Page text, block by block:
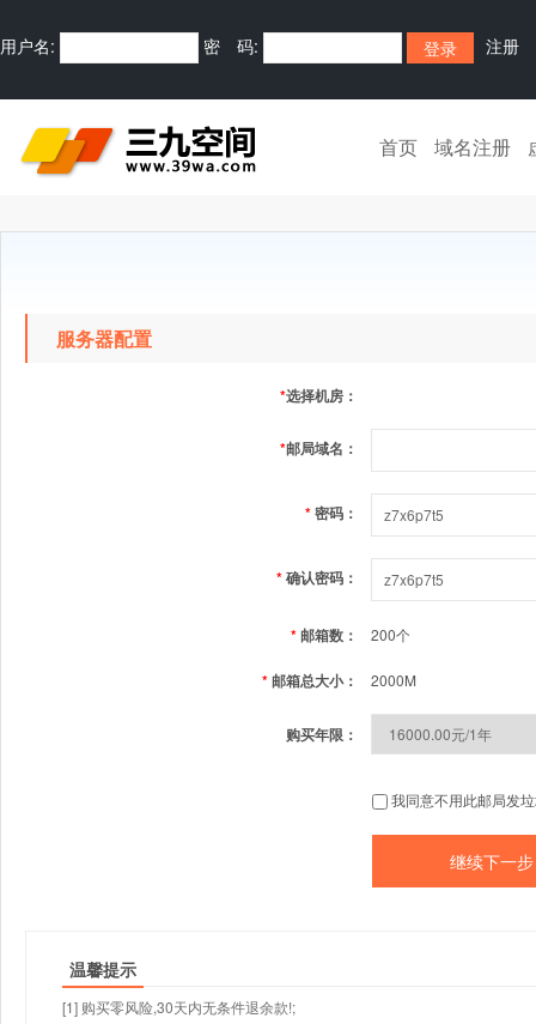
用户名: 密 码: 注册
首页 域名注册
服务器配置
*选择机房：
*邮局域名：
*密码：
*确认密码：
*邮箱数： 200个
*邮箱总大小： 2000M
购买年限：
我同意不用此邮局发
温馨提示
[1] 购买零风险,30天内无条件退余款!;